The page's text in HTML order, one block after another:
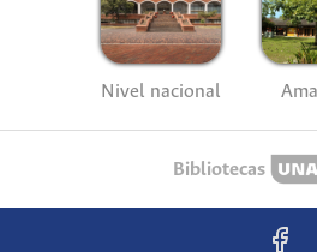
Nivel nacional
Bibliotecas